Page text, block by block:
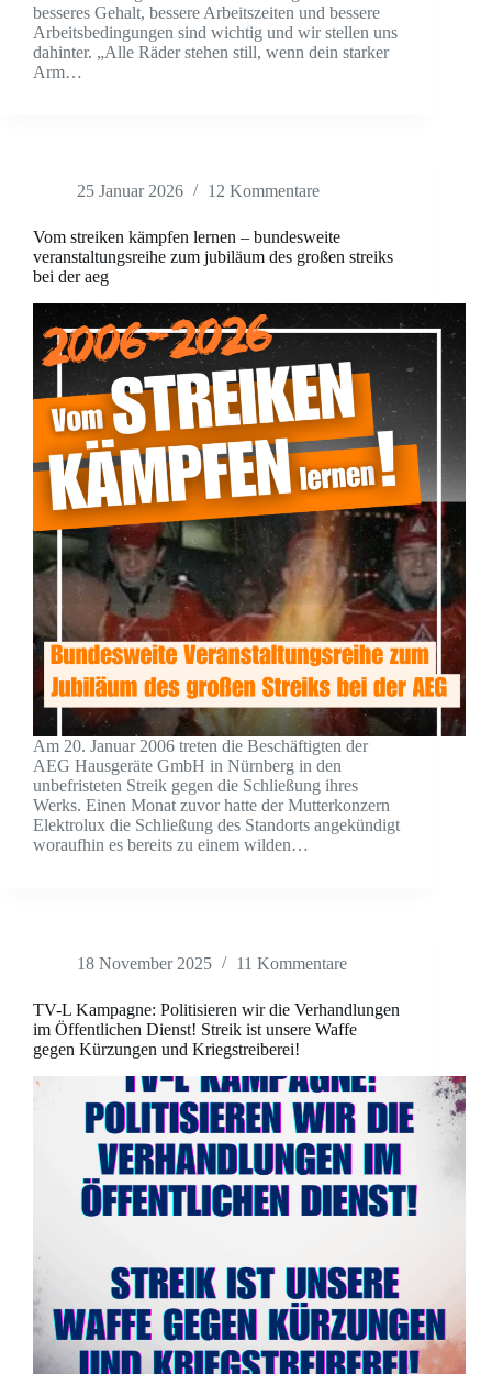
besseres Gehalt, bessere Arbeitszeiten und bessere
Arbeitsbedingungen sind wichtig und wir stellen uns
dahinter. „Alle Räder stehen still, wenn dein starker
Arm…
25 Januar 2026 12 Kommentare
Vom streiken kämpfen lernen – bundesweite
veranstaltungsreihe zum jubiläum des großen streiks
bei der aeg
Am 20. Januar 2006 treten die Beschäftigten der
AEG Hausgeräte GmbH in Nürnberg in den
unbefristeten Streik gegen die Schließung ihres
Werks. Einen Monat zuvor hatte der Mutterkonzern
Elektrolux die Schließung des Standorts angekündigt
woraufhin es bereits zu einem wilden…
18 November 2025 11 Kommentare
TV-L Kampagne: Politisieren wir die Verhandlungen
im Öffentlichen Dienst! Streik ist unsere Waffe
gegen Kürzungen und Kriegstreiberei!